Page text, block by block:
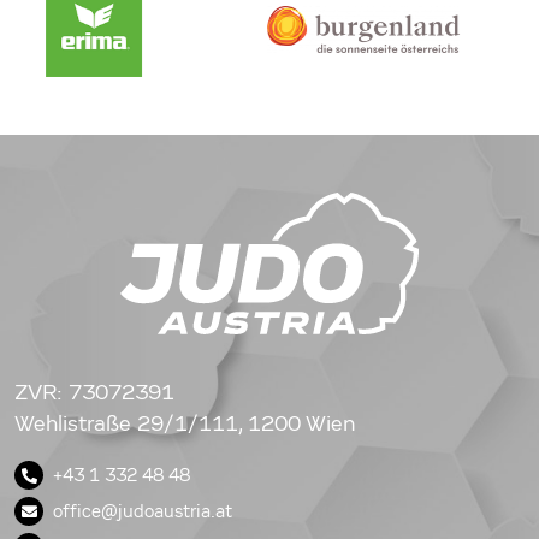
ZVR: 73072391
Wehlistraße 29/1/111, 1200 Wien
+43 1 332 48 48
office@judoaustria.at